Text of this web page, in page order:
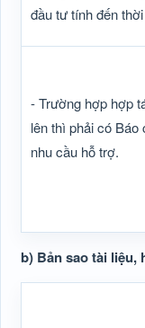
đầu tư tính đến
- Trường hợp hợp
lên thì phải có
nhu cầu hỗ trợ.
b) Bản sao tài